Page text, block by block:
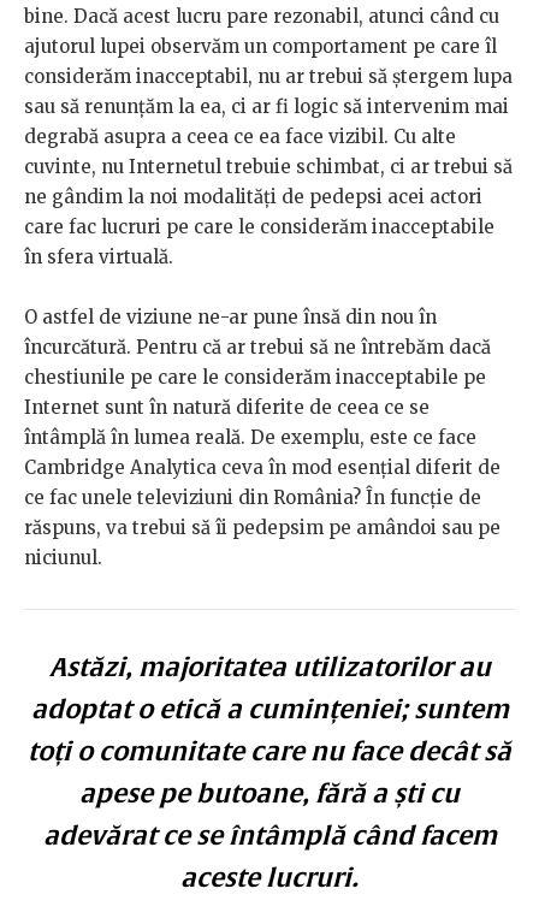
bine. Dacă acest lucru pare rezonabil, atunci când cu
ajutorul lupei observăm un comportament pe care îl
considerăm inacceptabil, nu ar trebui să ștergem lupa
sau să renunțăm la ea, ci ar fi logic să intervenim mai
degrabă asupra a ceea ce ea face vizibil. Cu alte
cuvinte, nu Internetul trebuie schimbat, ci ar trebui să
ne gândim la noi modalități de pedepsi acei actori
care fac lucruri pe care le considerăm inacceptabile
în sfera virtuală.
O astfel de viziune ne-ar pune însă din nou în
încurcătură. Pentru că ar trebui să ne întrebăm dacă
chestiunile pe care le considerăm inacceptabile pe
Internet sunt în natură diferite de ceea ce se
întâmplă în lumea reală. De exemplu, este ce face
Cambridge Analytica ceva în mod esențial diferit de
ce fac unele televiziuni din România? În funcție de
răspuns, va trebui să îi pedepsim pe amândoi sau pe
niciunul.
Astăzi, majoritatea utilizatorilor au
adoptat o etică a cumințeniei; suntem
toți o comunitate care nu face decât să
apese pe butoane, fără a ști cu
adevărat ce se întâmplă când facem
aceste lucruri.